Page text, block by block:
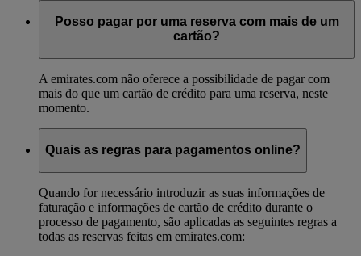
Posso pagar por uma reserva com mais de um
cartão?
A emirates.com não oferece a possibilidade de pagar com
mais do que um cartão de crédito para uma reserva, neste
momento.
Quais as regras para pagamentos online?
Quando for necessário introduzir as suas informações de
faturação e informações de cartão de crédito durante o
processo de pagamento, são aplicadas as seguintes regras a
todas as reservas feitas em emirates.com: